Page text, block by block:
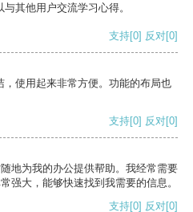
其他用户交流学习心得。
支持[0] 反对[0]
使用起来非常方便。功能的布局也
支持[0] 反对[0]
地为我的办公提供帮助。我经常需要
强大，能够快速找到我需要的信息。
支持[0] 反对[0]